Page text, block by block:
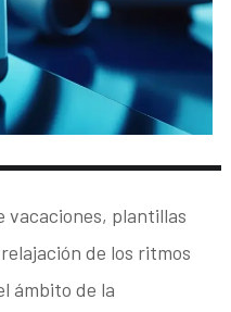
vacaciones, plantillas
de los ritmos
ámbito de la